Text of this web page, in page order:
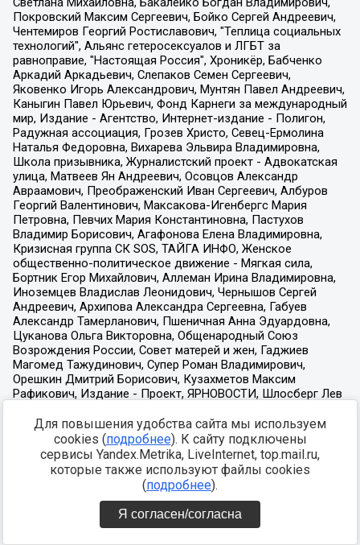
Для повышения удобства сайта мы используем
cookies (подробнее). К сайту подключены
сервисы Yandex.Metrika, LiveInternet, top.mail.ru,
которые также используют файлы cookies
(подробнее).
Я согласен/согласна